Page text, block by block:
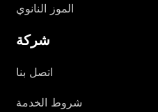
الموز النانوي
شركة
اتصل بنا
شروط الخدمة